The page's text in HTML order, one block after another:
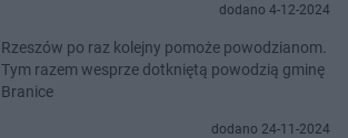
dodano 4-12-2024
Rzeszów po raz kolejny pomoże powodzianom.
Tym razem wesprze dotkniętą powodzią gminę
Branice
dodano 24-11-2024